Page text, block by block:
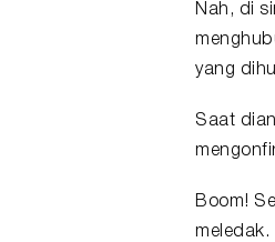
Nah, di
yang
Saat
Boom!